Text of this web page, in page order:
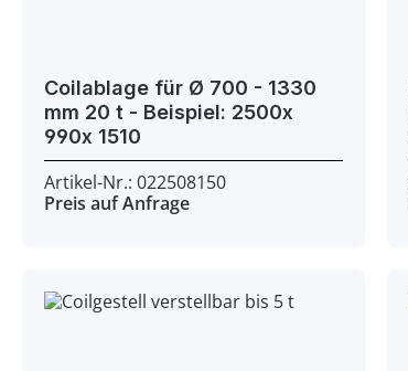
Coilablage für Ø 700 - 1330
mm 20 t - Beispiel: 2500x
990x 1510
Artikel-Nr.: 022508150
Preis auf Anfrage